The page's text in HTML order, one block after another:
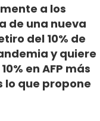
a los
de una nueva
del 10% de
y quiere
en AFP más
lo que propone